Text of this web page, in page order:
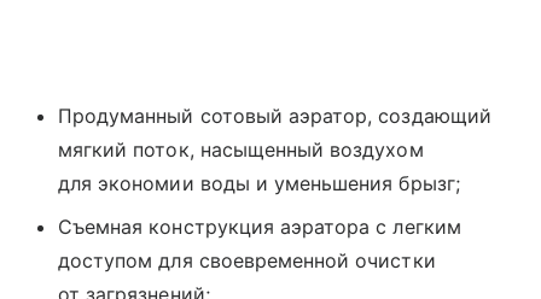
Продуманный сотовый аэратор, создающий
мягкий поток, насыщенный воздухом
для экономии воды и уменьшения брызг;
Съемная конструкция аэратора с легким
доступом для своевременной очистки